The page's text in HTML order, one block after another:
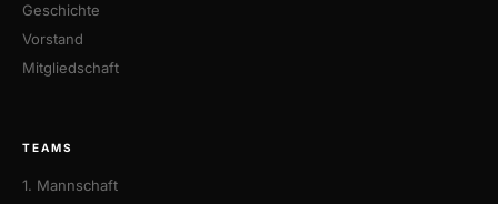
Geschichte
Vorstand
Mitgliedschaft
TEAMS
1. Mannschaft